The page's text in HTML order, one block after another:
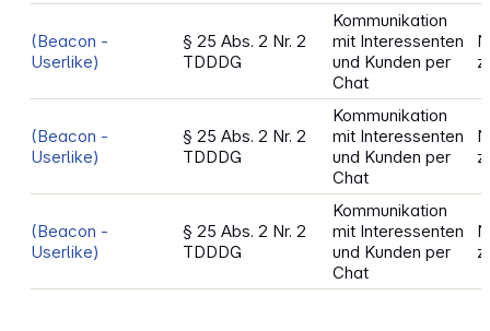
(Beacon -
Userlike)
§ 25 Abs. 2 Nr. 2
TDDDG
Kommunikation
mit Interessenten
und Kunden per
Chat
(Beacon -
Userlike)
§ 25 Abs. 2 Nr. 2
TDDDG
Kommunikation
mit Interessenten
und Kunden per
Chat
(Beacon -
Userlike)
§ 25 Abs. 2 Nr. 2
TDDDG
Kommunikation
mit Interessenten
und Kunden per
Chat